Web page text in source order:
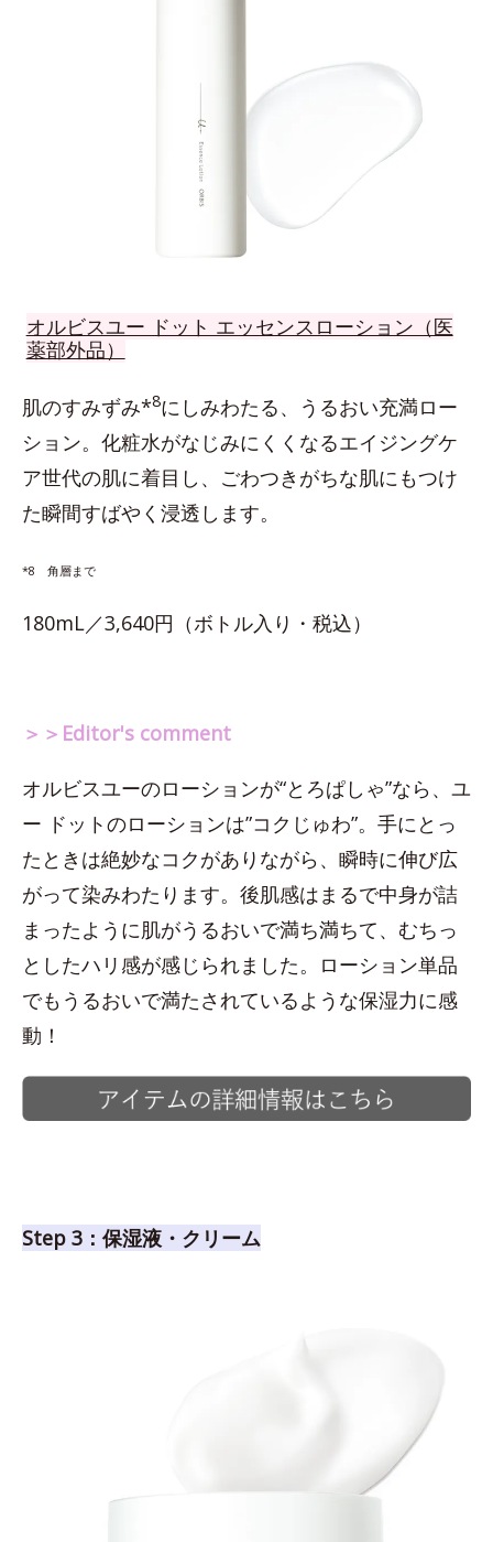
オルビスユー ドット エッセンスローション（医
薬部外品）
肌のすみずみ*8にしみわたる、うるおい充満ロー
ション。化粧水がなじみにくくなるエイジングケ
ア世代の肌に着目し、ごわつきがちな肌にもつけ
た瞬間すばやく浸透します。
*8 角層まで
180mL／3,640円（ボトル入り・税込）
＞＞Editor's comment
オルビスユーのローションが“とろぱしゃ”なら、ユ
ー ドットのローションは”コクじゅわ”。手にとっ
たときは絶妙なコクがありながら、瞬時に伸び広
がって染みわたります。後肌感はまるで中身が詰
まったように肌がうるおいで満ち満ちて、むちっ
としたハリ感が感じられました。ローション単品
でもうるおいで満たされているような保湿力に感
動！
Step 3：保湿液・クリーム